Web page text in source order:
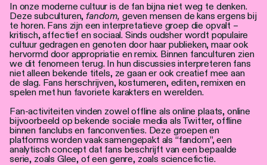
In onze moderne cultuur is de fan bijna niet weg te denken.
Deze subculturen, fandom, geven mensen de kans ergens bij
te horen. Fans zijn een interpretatieve groep die opvalt –
kritisch, affectief en sociaal. Sinds oudsher wordt populaire
cultuur gedragen en genoten door haar publieken, maar ook
hervormd door appropriatie en remix. Binnen fanculturen zien
we dit fenomeen terug. In hun discussies interpreteren fans
niet alleen bekende titels, ze gaan er ook creatief mee aan
de slag. Fans herschrijven, kostumeren, editen, remixen en
spelen met hun favoriete karakters en werelden.
Fan-activiteiten vinden zowel offline als online plaats, online
bijvoorbeeld op bekende sociale media als Twitter, offline
binnen fanclubs en fanconventies. Deze groepen en
platforms worden vaak samengepakt als “fandom”, een
analytisch concept dat fans beschrijft van een bepaalde
serie, zoals Glee, of een genre, zoals sciencefictie.